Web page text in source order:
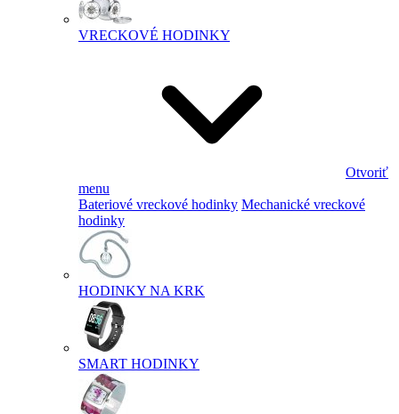
VRECKOVÉ HODINKY
Otvoriť
menu
Bateriové vreckové hodinky Mechanické vreckové
hodinky
HODINKY NA KRK
SMART HODINKY